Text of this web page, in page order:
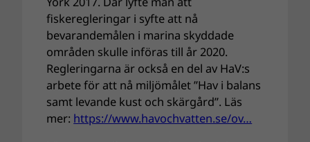
fiskeregleringar i syfte att nå
bevarandemålen i marina skyddade
områden skulle införas till år 2020.
Regleringarna är också en del av HaV:s
arbete för att nå miljömålet ”Hav i balans
samt levande kust och skärgård”. Läs
mer: https://www.havochvatten.se/ov…